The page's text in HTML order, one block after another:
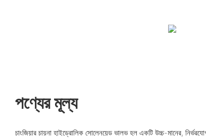
পণ্যের মূল্য
চাংজিয়ার চায়না হাইড্রোলিক সোলেনয়েড ভালভ হল একটি উচ্চ-মানের,